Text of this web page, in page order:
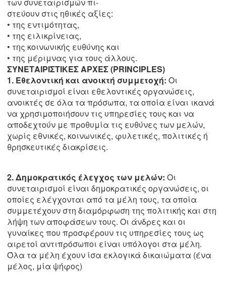
στεύουν στις ηθικές αξίες:
• της εντιμότητας,
• της ειλικρίνειας,
• της κοινωνικής ευθύνης και
• της μέριμνας για τους άλλους.
ΣΥΝΕΤΑΙΡΙΣΤΙΚΕΣ ΑΡΧΕΣ (PRINCIPLES)
1. Εθελοντική και ανοικτή συμμετοχή: Οι
συνεταιρισμοί είναι εθελοντικές οργανώσεις,
ανοικτές σε όλα τα πρόσωπα, τα οποία είναι ικανά
να χρησιμοποιήσουν τις υπηρεσίες τους και να
αποδεχτούν με προθυμία τις ευθύνες των μελών,
χωρίς εθνικές, κοινωνικές, φυλετικές, πολιτικές ή
θρησκευτικές διακρίσεις.
2. Δημοκρατικός έλεγχος των μελών: Οι
συνεταιρισμοί είναι δημοκρατικές οργανώσεις, οι
οποίες ελέγχονται από τα μέλη τους, τα οποία
συμμετέχουν στη διαμόρφωση της πολιτικής και στη
λήψη των αποφάσεων τους. Οι άνδρες και οι
γυναίκες που προσφέρουν τις υπηρεσίες τους ως
αιρετοί αντιπρόσωποι είναι υπόλογοι στα μέλη.
Όλα τα μέλη έχουν ίσα εκλογικά δικαιώματα (ένα
μέλος, μία ψήφος)